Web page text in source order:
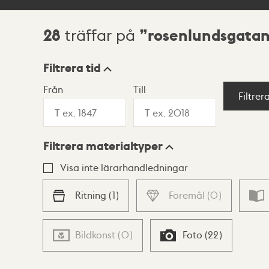
Sökresultat
28 träffar på
Visningsläge
Lista Karta
Filtrera tid
Från Till
Filtrera materialtyper
Visa inte lärarhandledningar
Ritning (1) Föremål (0)
Bildkonst (0) Foto (22)